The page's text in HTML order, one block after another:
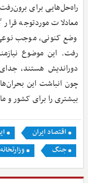
راه‌حل‌هایی برای
معادلات موردتوجه
وضع کنونی، موجب
رفت. این موضوع
دوراندیش هستند،
چون انباشت این
بیشتری را برای کشور و
اقتصاد ایران
جنگ
وزارتخانه